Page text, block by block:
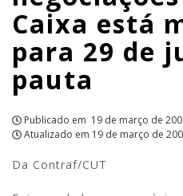
de
junho.
Veja
pauta
|
Caixa está
para 29 de
pauta
Publicado em 19 de março de
Atualizado em 19 de março de
Da Contraf/CUT